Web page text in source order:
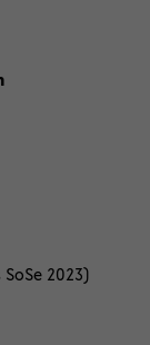
2023)